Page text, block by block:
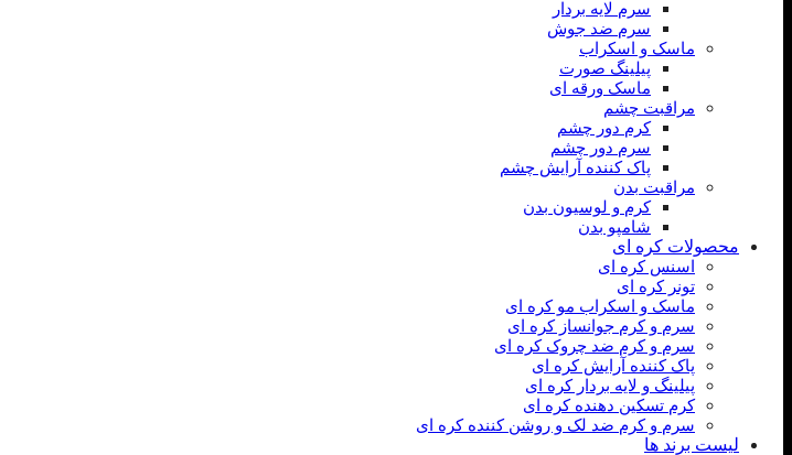
سرم لایه بردار
سرم ضد جوش
ماسک و اسکراب
پیلینگ صورت
ماسک ورقه ای
مراقبت چشم
کرم دور چشم
سرم دور چشم
پاک کننده آرایش چشم
مراقبت بدن
کرم و لوسیون بدن
شامپو بدن
محصولات کره ای
اسنس کره ای
تونر کره ای
ماسک و اسکراب مو کره ای
سرم و کرم جوانساز کره ای
سرم و کرم ضد چروک کره ای
پاک کننده آرایش کره ای
پیلینگ و لایه بردار کره ای
کرم تسکین دهنده کره ای
سرم و کرم ضد لک و روشن کننده کره ای
لیست برند ها